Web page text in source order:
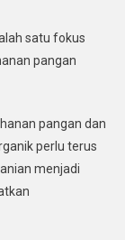
satu fokus
pangan
pangan dan
perlu terus
menjadi